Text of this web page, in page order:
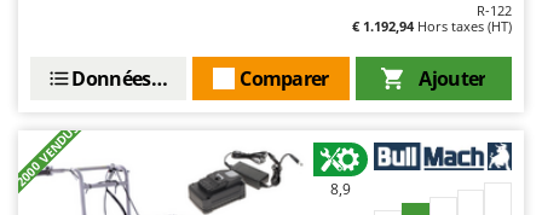
R-122
€ 1.192,94Hors taxes (HT)
Ajouter
Comparer
Données techniques
+2000 VENDUS 8,9